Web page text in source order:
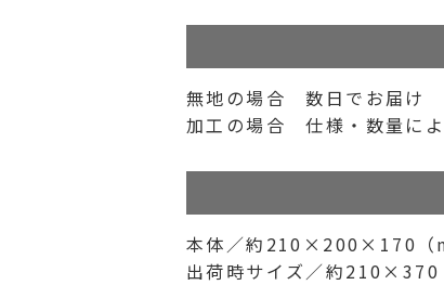
無地の場合 数日でお届け
加工の場合 仕様・数量によ
本体／約210×200×170（
出荷時サイズ／約210×370